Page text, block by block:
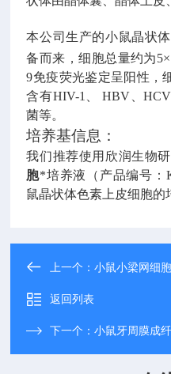
本公司生产的小鼠晶状
备而来，细胞总量约为5×
9免疫荧光鉴定呈阳性，
含有HIV-1 HBV 、HCV
菌等。
培养基信息：
我们推荐使用欣润生物
胞*培养液（产品编号：
鼠晶状体色素上皮细胞的
上一个：小鼠小梁网细胞
返回列表
下一个：小鼠牙周膜成